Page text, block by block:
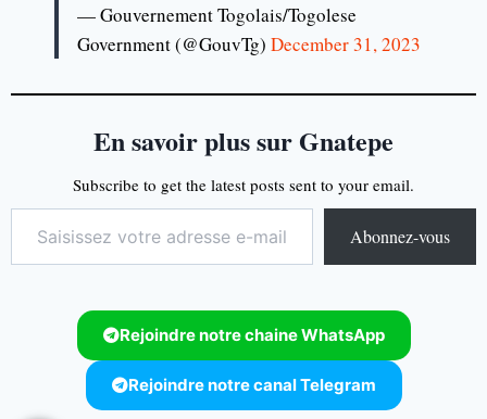
— Gouvernement Togolais/Togolese
Government (@GouvTg) December 31, 2023
En savoir plus sur Gnatepe
Subscribe to get the latest posts sent to your email.
Abonnez-vous
Rejoindre notre chaine WhatsApp
Rejoindre notre canal Telegram